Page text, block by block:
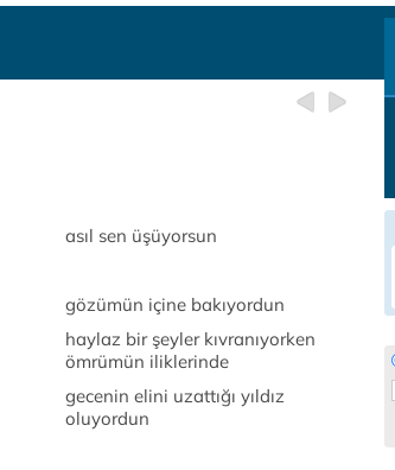
asıl sen üşüyorsun
gözümün içine bakıyordun
haylaz bir şeyler kıvranıyorken
ömrümün iliklerinde
gecenin elini uzattığı yıldız
oluyordun